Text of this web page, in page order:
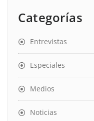
Categorías
Entrevistas
Especiales
Medios
Noticias